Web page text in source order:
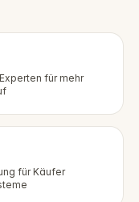
für mehr
für Käufer